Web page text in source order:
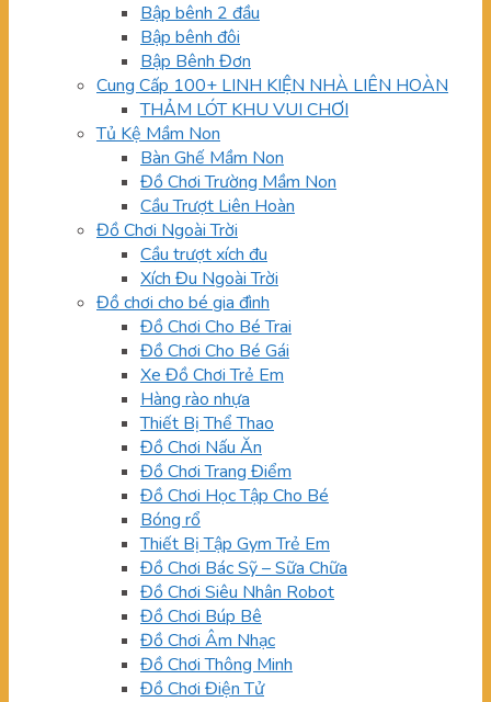
Bập bênh 2 đầu
Bập bênh đôi
Bập Bênh Đơn
Cung Cấp 100+ LINH KIỆN NHÀ LIÊN HOÀN
THẢM LÓT KHU VUI CHƠI
Tủ Kệ Mầm Non
Bàn Ghế Mầm Non
Đồ Chơi Trường Mầm Non
Cầu Trượt Liên Hoàn
Đồ Chơi Ngoài Trời
Cầu trượt xích đu
Xích Đu Ngoài Trời
Đồ chơi cho bé gia đình
Đồ Chơi Cho Bé Trai
Đồ Chơi Cho Bé Gái
Xe Đồ Chơi Trẻ Em
Hàng rào nhựa
Thiết Bị Thể Thao
Đồ Chơi Nấu Ăn
Đồ Chơi Trang Điểm
Đồ Chơi Học Tập Cho Bé
Bóng rổ
Thiết Bị Tập Gym Trẻ Em
Đồ Chơi Bác Sỹ – Sữa Chữa
Đồ Chơi Siêu Nhân Robot
Đồ Chơi Búp Bê
Đồ Chơi Âm Nhạc
Đồ Chơi Thông Minh
Đồ Chơi Điện Tử